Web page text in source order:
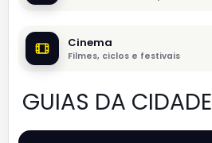
Cinema
Filmes, ciclos e festivais
GUIAS DA CIDADE